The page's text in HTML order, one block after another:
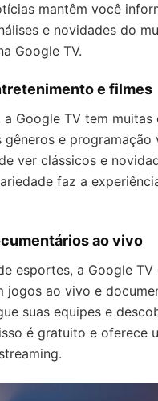
mantêm você
e novidades do
Google TV.
e filmes
a Google TV tem muitas
e programação
ver clássicos e
faz a
ao vivo
esportes, a Google TV
jogos ao vivo e
suas equipes e
é gratuito e oferece